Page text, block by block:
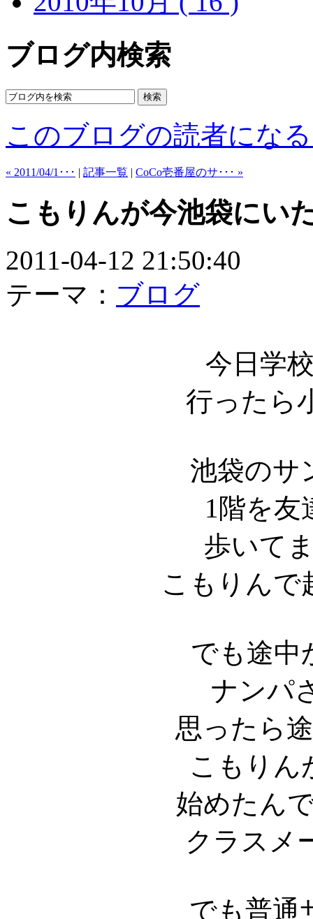
ブログ内検索
このブログの読者にな
« 2011/04/1･･･ | 記事一覧 | CoCo壱番屋のサ･･･ »
こもりんが今池袋にい
2011-04-12 21:50:40
テーマ： ブログ
今日学
行ったら
池袋のサ
1階を友
歩いて
こもりんで
でも途中
ナンパ
思ったら
こもりん
始めたん
クラスメ
でも普通